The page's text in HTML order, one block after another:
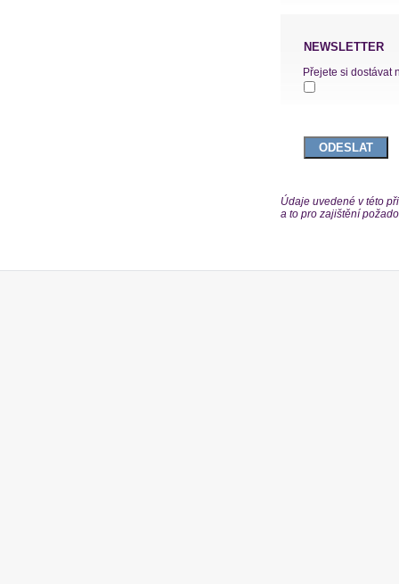
NEWSLETTER
Přejete si dostávat
Údaje uvedené v této
a to pro zajištění